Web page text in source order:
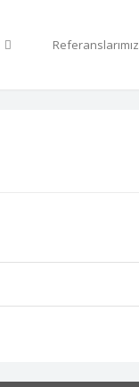
Referanslarımız